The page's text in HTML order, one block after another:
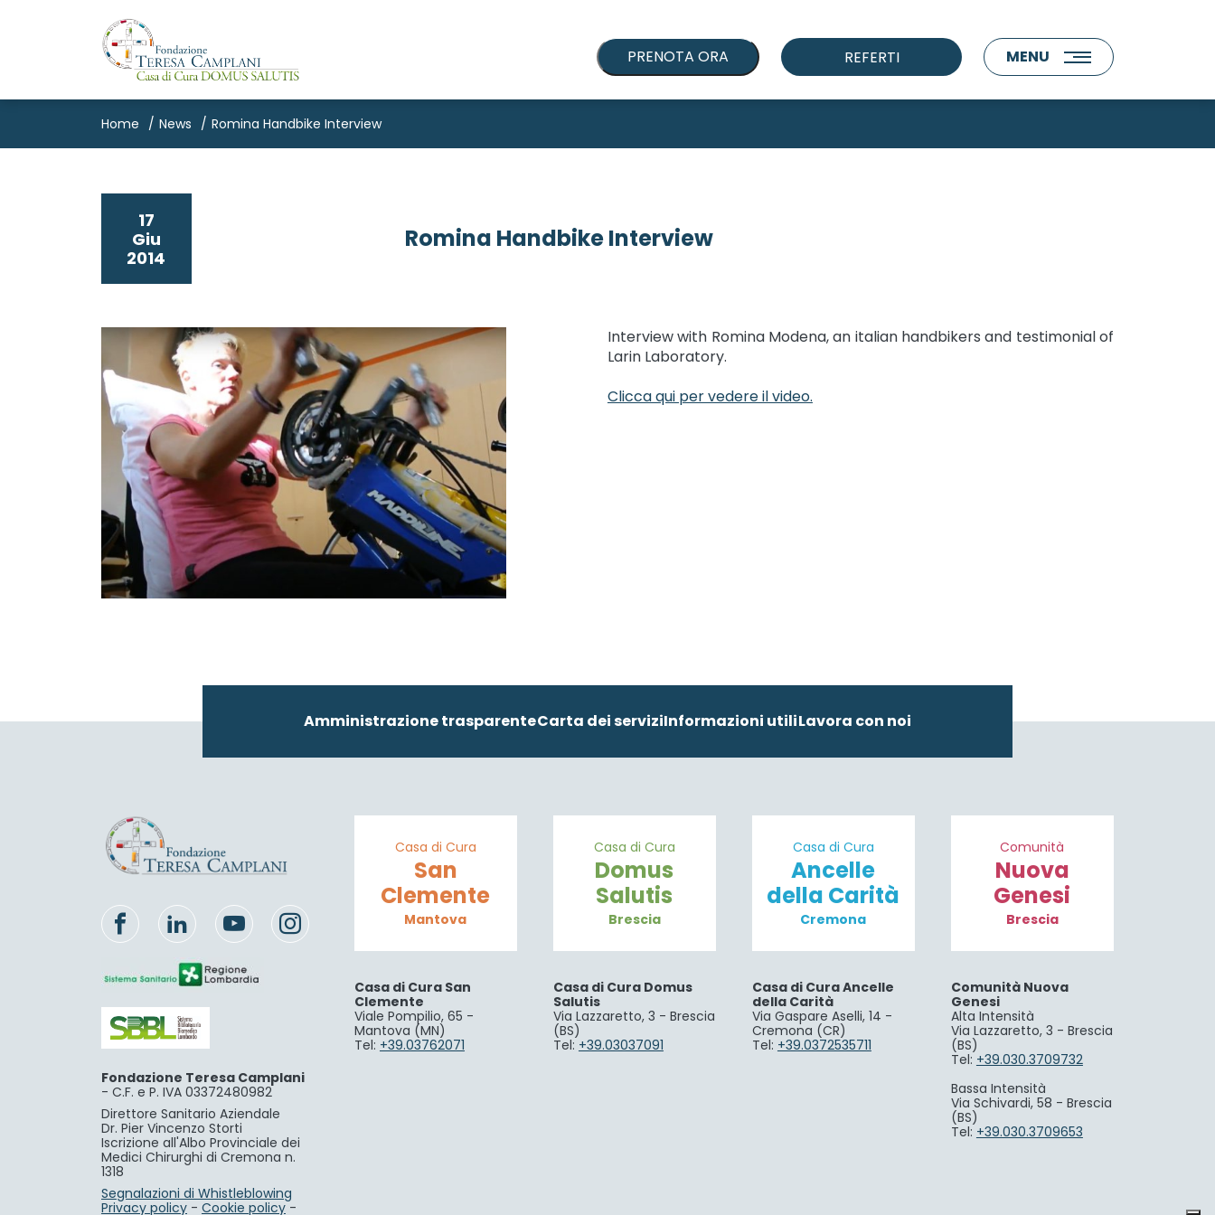
PRENOTA ORA REFERTI MENU
Home News Romina Handbike Interview
17
Giu
2014
Romina Handbike Interview
Interview with Romina Modena, an italian handbikers and testimonial of
Larin Laboratory.
Clicca qui per vedere il video.
Amministrazione trasparenteCarta dei serviziInformazioni utiliLavora con noi
Fondazione Teresa Camplani
- C.F. e P. IVA 03372480982
Direttore Sanitario Aziendale
Dr. Pier Vincenzo Storti
Iscrizione all'Albo Provinciale dei
Medici Chirurghi di Cremona n.
1318
Segnalazioni di Whistleblowing
Privacy policy- Cookie policy -
Casa di Cura
San
Clemente
Mantova
Casa di Cura San
Clemente
Viale Pompilio, 65 -
Mantova (MN)
Tel: +39.03762071
Casa di Cura
Domus
Salutis
Brescia
Casa di Cura Domus
Salutis
Via Lazzaretto, 3 - Brescia
(BS)
Tel: +39.03037091
Casa di Cura
Ancelle
della Carità
Cremona
Casa di Cura Ancelle
della Carità
Via Gaspare Aselli, 14 -
Cremona (CR)
Tel: +39.0372535711
Comunità
Nuova
Genesi
Brescia
Comunità Nuova
Genesi
Alta Intensità
Via Lazzaretto, 3 - Brescia
(BS)
Tel: +39.030.3709732
Bassa Intensità
Via Schivardi, 58 - Brescia
(BS)
Tel: +39.030.3709653